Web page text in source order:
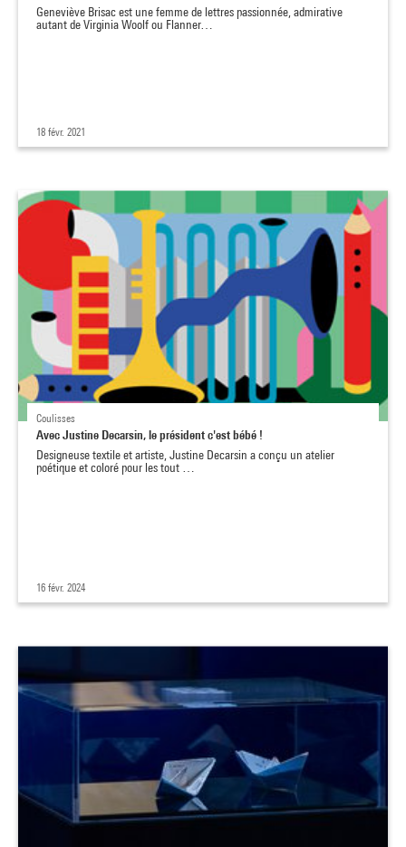
Geneviève Brisac est une femme de lettres passionnée, admirative
autant de Virginia Woolf ou Flanner…
18 févr. 2021
Coulisses
Avec Justine Decarsin, le président c'est bébé !
Designeuse textile et artiste, Justine Decarsin a conçu un atelier
poétique et coloré pour les tout …
16 févr. 2024